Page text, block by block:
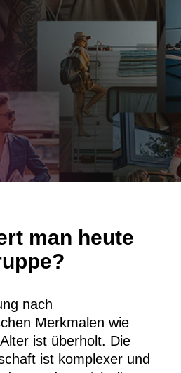
man heute
nach
Merkmalen wie
ist überholt. Die
ist komplexer und